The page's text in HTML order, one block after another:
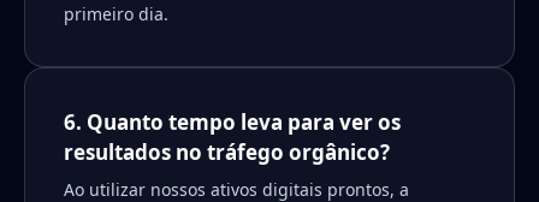
primeiro dia.
6. Quanto tempo leva para ver os
resultados no tráfego orgânico?
Ao utilizar nossos ativos digitais prontos, a